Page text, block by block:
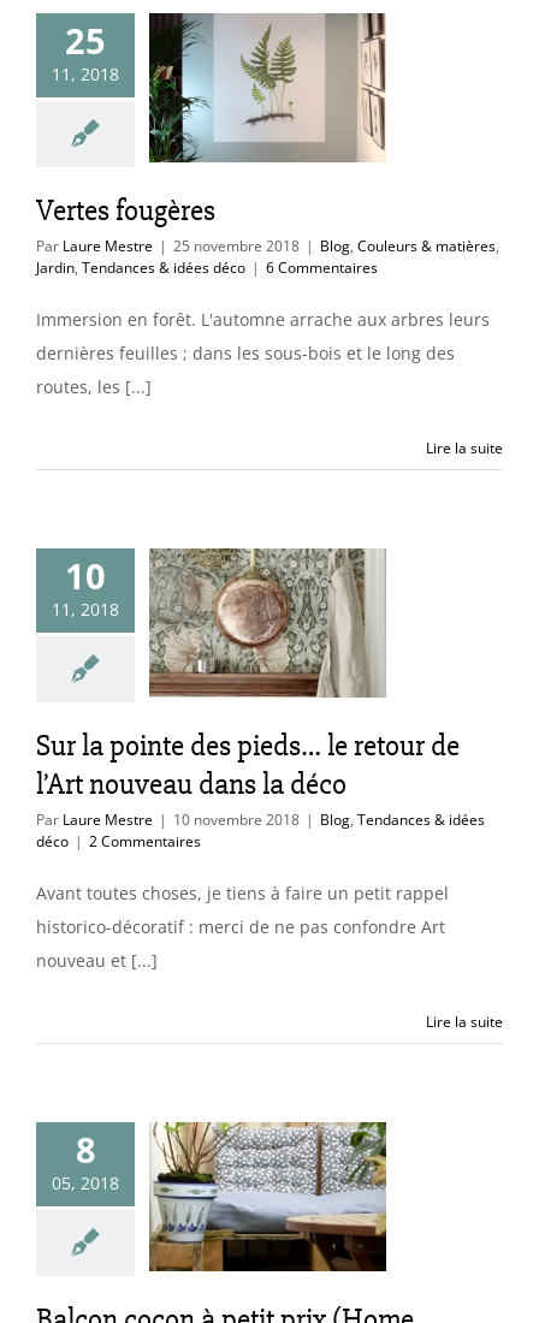
25
11, 2018
fougères
& idées
Vertes fougères
Par Laure Mestre | 25 novembre 2018 | Blog, Couleurs & matières,
Jardin, Tendances & idées déco | 6 Commentaires
Immersion en forêt. L'automne arrache aux arbres leurs
dernières feuilles ; dans les sous-bois et le long des
routes, les [...]
Lire la suite
10
11, 2018
pointe des
le retour de
dans
décoSur la pointe des pieds… le retour de
l’Art nouveau dans la déco
Par Laure Mestre | 10 novembre 2018 | Blog, Tendances & idées
déco | 2 Commentaires
Avant toutes choses, je tiens à faire un petit rappel
historico-décoratif : merci de ne pas confondre Art
nouveau et [...]
Lire la suite
8
05, 2018
cocon à
(Home
mai